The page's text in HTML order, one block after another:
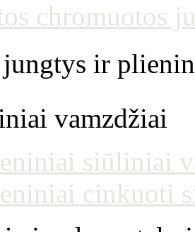
chromuotos
ir
vamzdžiai
siūliniai
cinkuoti